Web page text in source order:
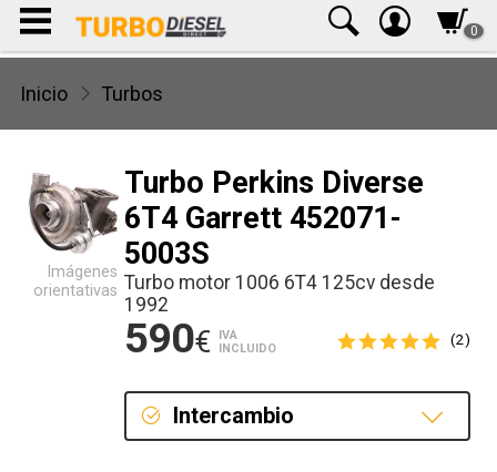
0
Inicio Turbos
Turbo Perkins Diverse
6T4 Garrett 452071-
5003S
Turbo motor 1006 6T4 125cv desde
1992
590€
IVA
INCLUIDO
(2)
Intercambio
Imágenes
orientativas